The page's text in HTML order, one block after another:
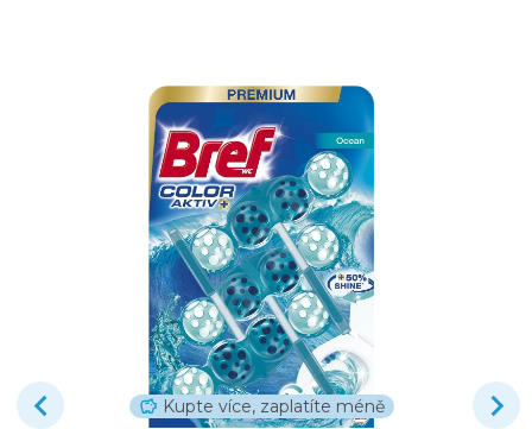
Kupte více, zaplatíte méně